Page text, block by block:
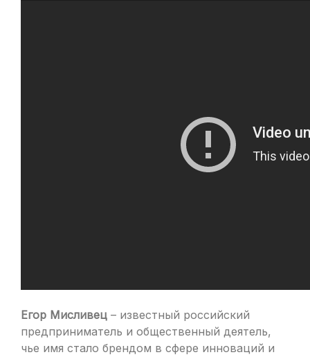
Егор Мисливец – известный российский
предприниматель и общественный деятель,
чье имя стало брендом в сфере инноваций и